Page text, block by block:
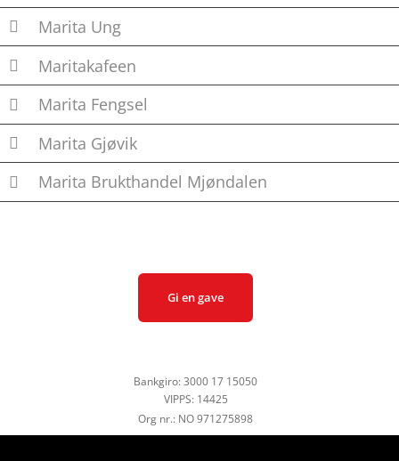
Marita Ung
Maritakafeen
Marita Fengsel
Marita Gjøvik
Marita Brukthandel Mjøndalen
Gi en gave
Bankgiro: 3000 17 15050
VIPPS: 14425
Org nr.: NO 971275898